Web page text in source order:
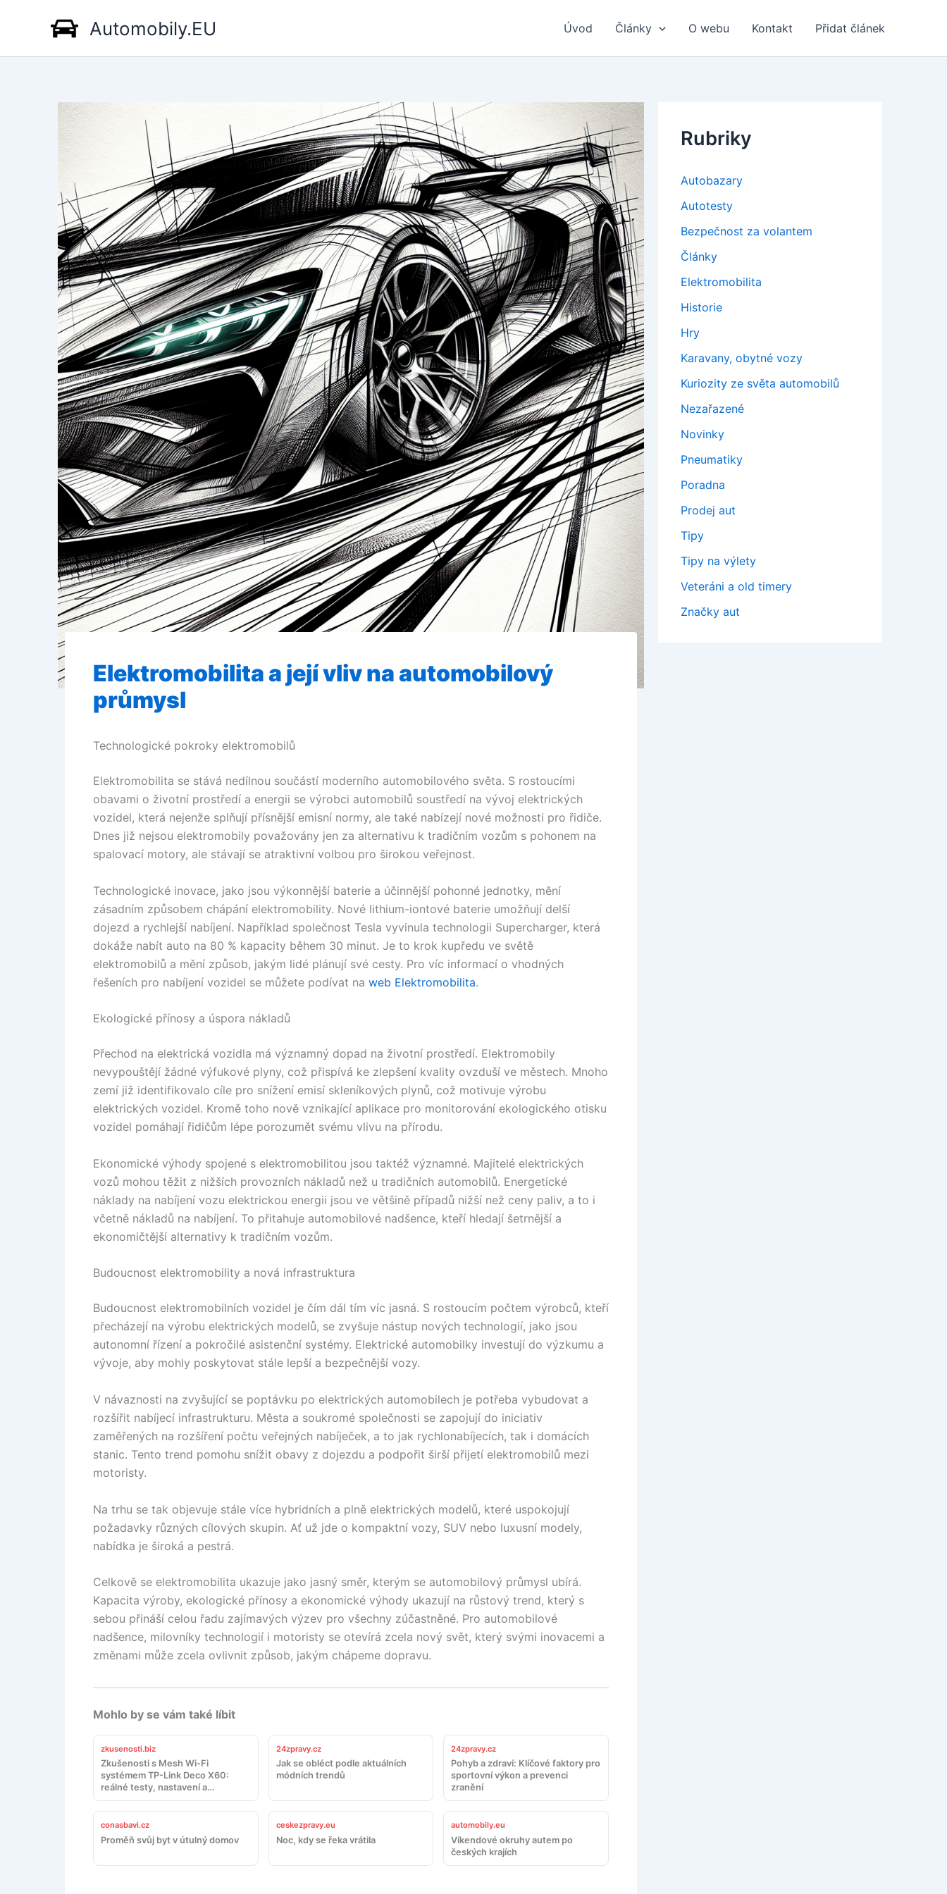
Automobily.EU Úvod Články O webu Kontakt Přidat článek
Elektromobilita a její vliv na automobilový
průmysl
Technologické pokroky elektromobilů
Elektromobilita se stává nedílnou součástí moderního automobilového světa. S rostoucími
obavami o životní prostředí a energii se výrobci automobilů soustředí na vývoj elektrických
vozidel, která nejenže splňují přísnější emisní normy, ale také nabízejí nové možnosti pro řidiče.
Dnes již nejsou elektromobily považovány jen za alternativu k tradičním vozům s pohonem na
spalovací motory, ale stávají se atraktivní volbou pro širokou veřejnost.
Technologické inovace, jako jsou výkonnější baterie a účinnější pohonné jednotky, mění
zásadním způsobem chápání elektromobility. Nové lithium-iontové baterie umožňují delší
dojezd a rychlejší nabíjení. Například společnost Tesla vyvinula technologii Supercharger, která
dokáže nabít auto na 80 % kapacity během 30 minut. Je to krok kupředu ve světě
elektromobilů a mění způsob, jakým lidé plánují své cesty. Pro víc informací o vhodných
řešeních pro nabíjení vozidel se můžete podívat na web Elektromobilita.
Ekologické přínosy a úspora nákladů
Přechod na elektrická vozidla má významný dopad na životní prostředí. Elektromobily
nevypouštějí žádné výfukové plyny, což přispívá ke zlepšení kvality ovzduší ve městech. Mnoho
zemí již identifikovalo cíle pro snížení emisí skleníkových plynů, což motivuje výrobu
elektrických vozidel. Kromě toho nově vznikající aplikace pro monitorování ekologického otisku
vozidel pomáhají řidičům lépe porozumět svému vlivu na přírodu.
Ekonomické výhody spojené s elektromobilitou jsou taktéž významné. Majitelé elektrických
vozů mohou těžit z nižších provozních nákladů než u tradičních automobilů. Energetické
náklady na nabíjení vozu elektrickou energii jsou ve většině případů nižší než ceny paliv, a to i
včetně nákladů na nabíjení. To přitahuje automobilové nadšence, kteří hledají šetrnější a
ekonomičtější alternativy k tradičním vozům.
Budoucnost elektromobility a nová infrastruktura
Budoucnost elektromobilních vozidel je čím dál tím víc jasná. S rostoucím počtem výrobců, kteří
přecházejí na výrobu elektrických modelů, se zvyšuje nástup nových technologií, jako jsou
autonomní řízení a pokročilé asistenční systémy. Elektrické automobilky investují do výzkumu a
vývoje, aby mohly poskytovat stále lepší a bezpečnější vozy.
V návaznosti na zvyšující se poptávku po elektrických automobilech je potřeba vybudovat a
rozšířit nabíjecí infrastrukturu. Města a soukromé společnosti se zapojují do iniciativ
zaměřených na rozšíření počtu veřejných nabíječek, a to jak rychlonabíjecích, tak i domácích
stanic. Tento trend pomohu snížit obavy z dojezdu a podpořit širší přijetí elektromobilů mezi
motoristy.
Na trhu se tak objevuje stále více hybridních a plně elektrických modelů, které uspokojují
požadavky různých cílových skupin. Ať už jde o kompaktní vozy, SUV nebo luxusní modely,
nabídka je široká a pestrá.
Celkově se elektromobilita ukazuje jako jasný směr, kterým se automobilový průmysl ubírá.
Kapacita výroby, ekologické přínosy a ekonomické výhody ukazují na růstový trend, který s
sebou přináší celou řadu zajímavých výzev pro všechny zúčastněné. Pro automobilové
nadšence, milovníky technologií i motoristy se otevírá zcela nový svět, který svými inovacemi a
změnami může zcela ovlivnit způsob, jakým chápeme dopravu.
Mohlo by se vám také líbit
zkusenosti.biz
Zkušenosti s Mesh Wi-Fi
systémem TP-Link Deco X60:
reálné testy, nastavení a
doporučení
24zpravy.cz
Jak se obléct podle aktuálních
módních trendů
24zpravy.cz
Pohyb a zdraví: Klíčové faktory pro
sportovní výkon a prevenci
zranění
conasbavi.cz
Proměň svůj byt v útulný domov
ceskezpravy.eu
Noc, kdy se řeka vrátila
automobily.eu
Víkendové okruhy autem po
českých krajích
Rubriky
Autobazary
Autotesty
Bezpečnost za volantem
Články
Elektromobilita
Historie
Hry
Karavany, obytné vozy
Kuriozity ze světa automobilů
Nezařazené
Novinky
Pneumatiky
Poradna
Prodej aut
Tipy
Tipy na výlety
Veteráni a old timery
Značky aut